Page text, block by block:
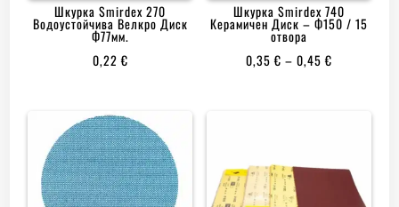
Шкурка Smirdex 270
Водоустойчива Велкро Диск
Ф77мм.
0,22€
Шкурка Smirdex 740
Керамичен Диск – Ф150 / 15
отвора
0,35€ – 0,45€PRICE